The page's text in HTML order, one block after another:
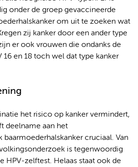
onder de groep gevaccineerde
om uit te zoeken wat
zij kanker door een ander type
er ook vrouwen die ondanks de
16 en 18 toch wel dat type kanker
het risico op kanker vermindert,
deelname aan het
baarmoederhalskanker cruciaal. Van
is tegenwoordig
HPV-zelftest. Helaas staat ook de